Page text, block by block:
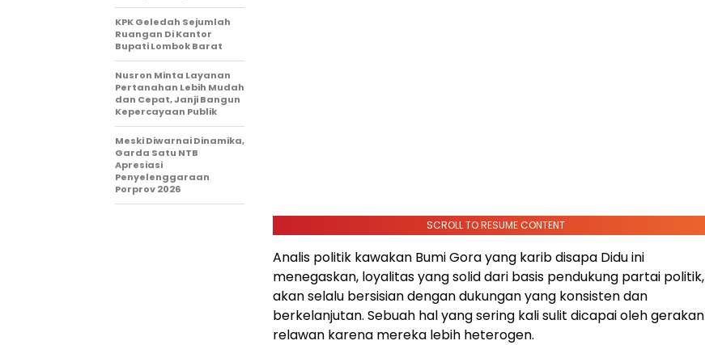
SCROLL TO RESUME CONTENT
Analis politik kawakan Bumi Gora yang karib disapa Didu ini
menegaskan, loyalitas yang solid dari basis pendukung partai politik,
akan selalu bersisian dengan dukungan yang konsisten dan
berkelanjutan. Sebuah hal yang sering kali sulit dicapai oleh gerakan
relawan karena mereka lebih heterogen.
KPK Geledah Sejumlah
Ruangan Di Kantor
Bupati Lombok Barat
Nusron Minta Layanan
Pertanahan Lebih Mudah
dan Cepat, Janji Bangun
Kepercayaan Publik
Meski Diwarnai Dinamika,
Garda Satu NTB
Apresiasi
Penyelenggaraan
Porprov 2026 ‎